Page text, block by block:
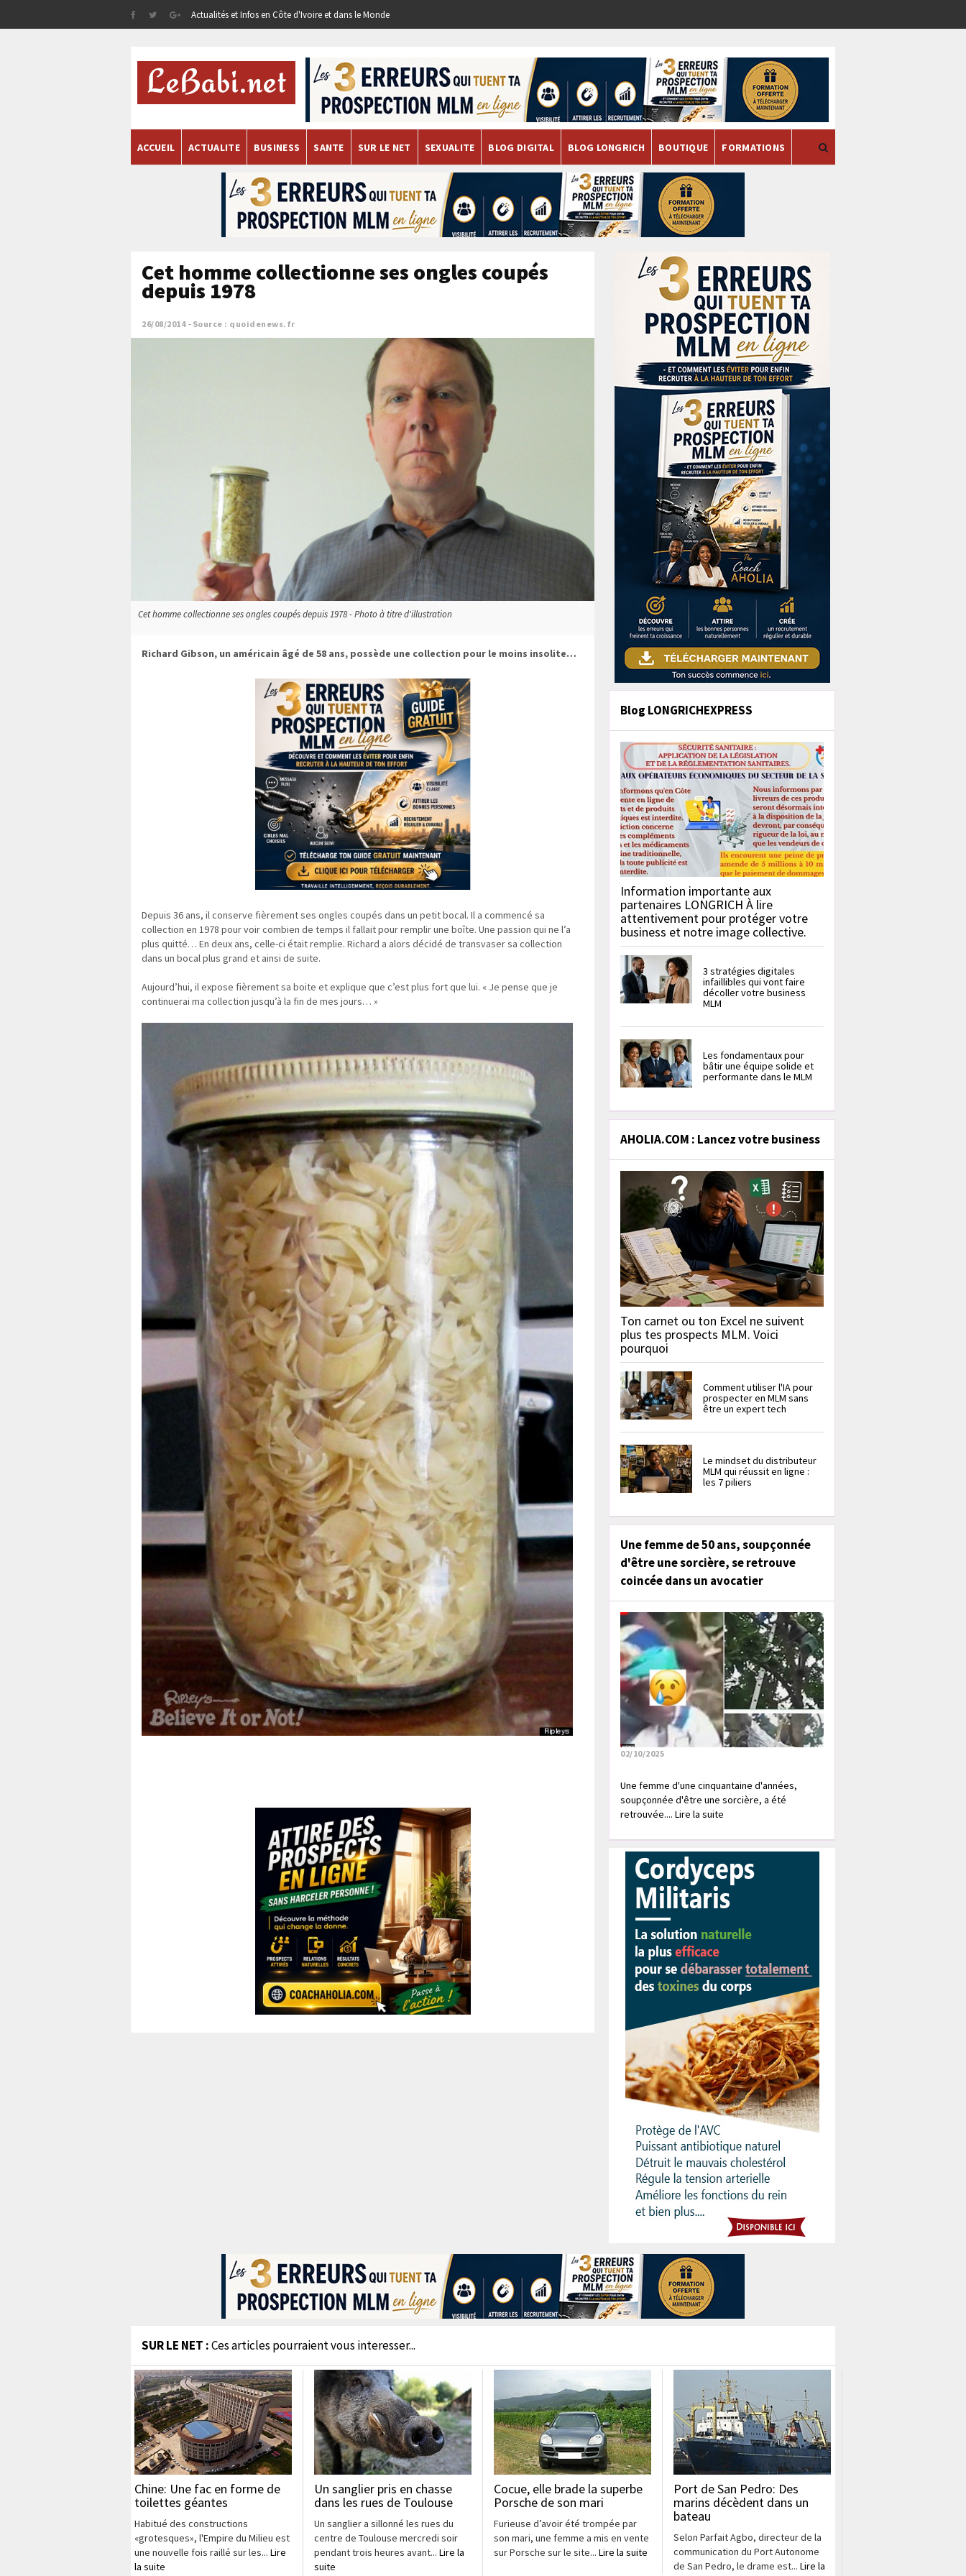
Actualités et Infos en Côte d'Ivoire et dans le Monde
ACCUEIL ACTUALITE BUSINESS SANTE SUR LE NET SEXUALITE BLOG DIGITAL BLOG LONGRICH BOUTIQUE FORMATIONS
Cet homme collectionne ses ongles coupés
depuis 1978
26/08/2014 Source : quoidenews.fr
Cet homme collectionne ses ongles coupés depuis 1978 - Photo à titre d'illustration
Richard Gibson, un américain âgé de 58 ans, possède une collection pour le moins insolite…
Depuis 36 ans, il conserve fièrement ses ongles coupés dans un petit bocal. Il a commencé sa
collection en 1978 pour voir combien de temps il fallait pour remplir une boîte. Une passion qui ne l’a
plus quitté… En deux ans, celle-ci était remplie. Richard a alors décidé de transvaser sa collection
dans un bocal plus grand et ainsi de suite.
Aujourd’hui, il expose fièrement sa boite et explique que c’est plus fort que lui. « Je pense que je
continuerai ma collection jusqu’à la fin de mes jours… »
Blog LONGRICHEXPRESS
Information importante aux
partenaires LONGRICH À lire
attentivement pour protéger votre
business et notre image collective.
3 stratégies digitales
infaillibles qui vont faire
décoller votre business
MLM
Les fondamentaux pour
bâtir une équipe solide et
performante dans le MLM
AHOLIA.COM : Lancez votre business
Ton carnet ou ton Excel ne suivent
plus tes prospects MLM. Voici
pourquoi
Comment utiliser l'IA pour
prospecter en MLM sans
être un expert tech
Le mindset du distributeur
MLM qui réussit en ligne :
les 7 piliers
Une femme de 50 ans, soupçonnée
d'être une sorcière, se retrouve
coincée dans un avocatier
02/10/2025
Une femme d'une cinquantaine d'années,
soupçonnée d'être une sorcière, a été
retrouvée.... Lire la suite
SUR LE NET :Ces articles pourraient vous interesser...
Chine: Une fac en forme de
toilettes géantes
Habitué des constructions
«grotesques», l'Empire du Milieu est
une nouvelle fois raillé sur les... Lire
la suite
Un sanglier pris en chasse
dans les rues de Toulouse
Un sanglier a sillonné les rues du
centre de Toulouse mercredi soir
pendant trois heures avant... Lire la
suite
Cocue, elle brade la superbe
Porsche de son mari
Furieuse d’avoir été trompée par
son mari, une femme a mis en vente
sur Porsche sur le site... Lire la suite
Port de San Pedro: Des
marins décèdent dans un
bateau
Selon Parfait Agbo, directeur de la
communication du Port Autonome
de San Pedro, le drame est... Lire la